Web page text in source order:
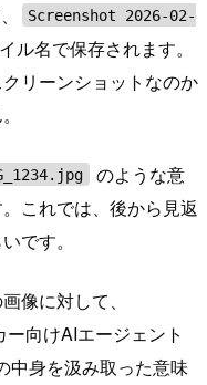
Screenshot 2026-02-
ル名で保存されます。
リーンショットなのか
のような意
これでは、後から見返
です。
像に対して、
向けAIエージェント
中身を汲み取った意味